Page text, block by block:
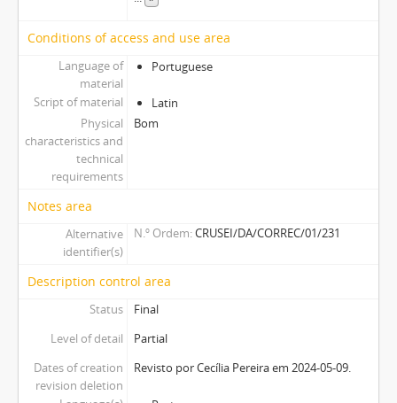
Conditions of access and use area
Language of
material
Portuguese
Script of material
Latin
Physical
characteristics and
technical
requirements
Bom
Notes area
Alternative
identifier(s)
N.º Ordem CRUSEI/DA/CORREC/01/231
Description control area
Status
Final
Level of detail
Partial
Dates of creation
revision deletion
Revisto por Cecília Pereira em 2024-05-09.